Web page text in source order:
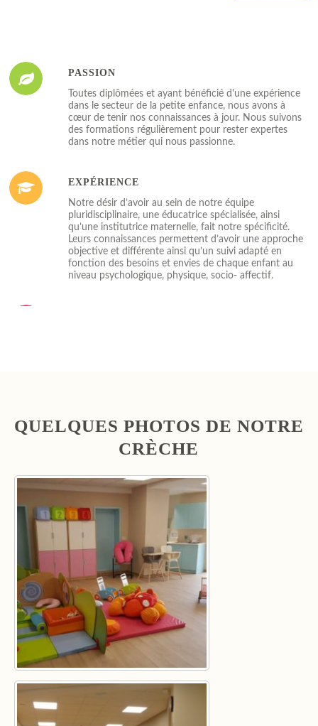
PASSION
Toutes diplômées et ayant bénéficié d'une expérience
dans le secteur de la petite enfance, nous avons à
cœur de tenir nos connaissances à jour. Nous suivons
des formations régulièrement pour rester expertes
dans notre métier qui nous passionne.
EXPÉRIENCE
Notre désir d’avoir au sein de notre équipe
pluridisciplinaire, une éducatrice spécialisée, ainsi
qu’une institutrice maternelle, fait notre spécificité.
Leurs connaissances permettent d’avoir une approche
objective et différente ainsi qu’un suivi adapté en
fonction des besoins et envies de chaque enfant au
niveau psychologique, physique, socio- affectif.
QUELQUES PHOTOS DE NOTRE
CRÈCHE